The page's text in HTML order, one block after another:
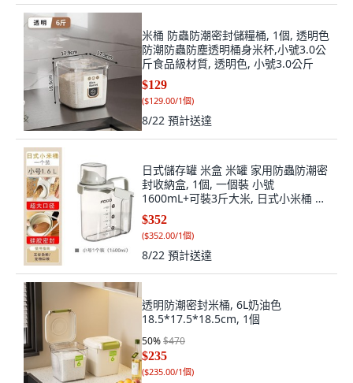
米桶 防蟲防潮密封儲糧桶, 1個, 透明色
防潮防蟲防塵透明桶身米杯,小號3.0公
斤食品級材質, 透明色, 小號3.0公斤
$129
($129.00/1個)
8/22 預計送達
日式儲存罐 米盒 米罐 家用防蟲防潮密
封收納盒, 1個, 一個裝 小號
1600mL+可裝3斤大米, 日式小米桶 齣
口日本原裝尾貨處理
$352
($352.00/1個)
8/22 預計送達
透明防潮密封米桶, 6L奶油色
18.5*17.5*18.5cm, 1個
50%$470
$235
($235.00/1個)